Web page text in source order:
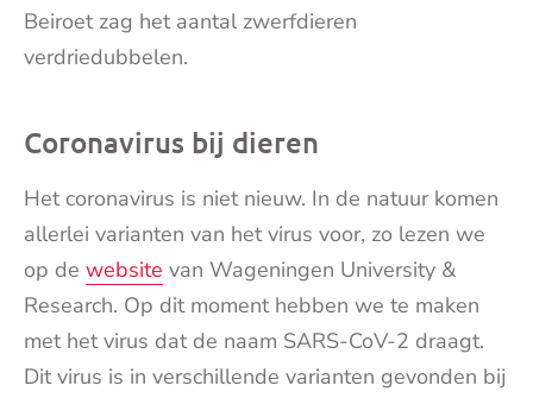
Beiroet zag het aantal zwerfdieren
verdriedubbelen.
Coronavirus bij dieren
Het coronavirus is niet nieuw. In de natuur komen
allerlei varianten van het virus voor, zo lezen we
op de website van Wageningen University &
Research. Op dit moment hebben we te maken
met het virus dat de naam SARS-CoV-2 draagt.
Dit virus is in verschillende varianten gevonden bij